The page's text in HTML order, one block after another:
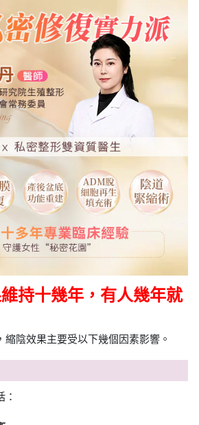
持十幾年，有人幾年就
縮陰效果主要受以下幾個因素影響。
：